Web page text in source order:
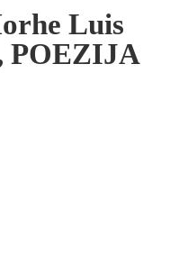
Luis
POEZIJA